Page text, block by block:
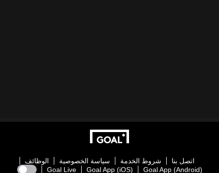
اتصل بنا شروط الخدمة سياسة الخصوصية
الوظائف
Goal App (Android)
Goal App (iOS)
Goal Live